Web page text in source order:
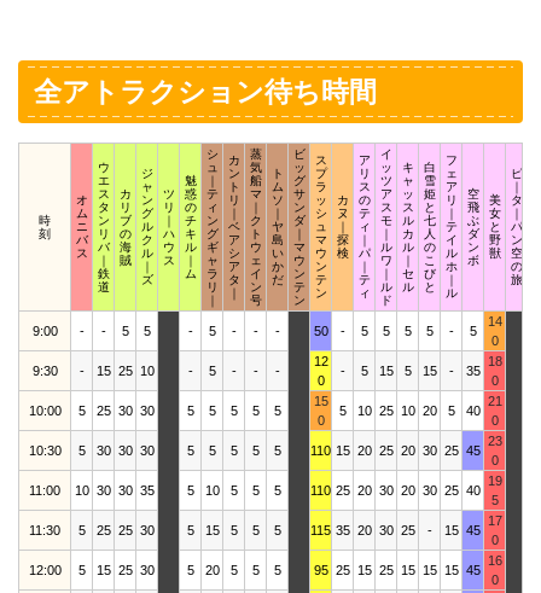
全アトラクション待ち時間
時
刻
オ
ム
ニ
バ
ス
ウ
エ
ス
タ
ン
リ
バ
｜
鉄
道
カ
リ
ブ
の
海
賊
ジ
ャ
ン
グ
ル
ク
ル
｜
ズ
ツ
リ
｜
ハ
ウ
ス
魅
惑
の
チ
キ
ル
｜
ム
シ
ュ
｜
テ
ィ
ン
グ
ギ
ャ
ラ
リ
｜
カ
ン
ト
リ
｜
ベ
ア
シ
ア
タ
｜
蒸
気
船
マ
｜
ク
ト
ウ
ェ
イ
ン
号
ト
ム
ソ
｜
ヤ
島
い
か
だ
ビ
ッ
グ
サ
ン
ダ
｜
マ
ウ
ン
テ
ン
ス
プ
ラ
ッ
シ
ュ
マ
ウ
ン
テ
ン
カ
ヌ
｜
探
検
ア
リ
ス
の
テ
ィ
｜
パ
｜
テ
ィ
イ
ッ
ツ
ア
ス
モ
｜
ル
ワ
｜
ル
ド
キ
ャ
ッ
ス
ル
カ
ル
｜
セ
ル
白
雪
姫
と
七
人
の
こ
び
と
フ
ェ
ア
リ
｜
テ
イ
ル
ホ
｜
ル
空
飛
ぶ
ダ
ン
ボ
美
女
と
野
獣
ピ
｜
タ
｜
パ
ン
空
の
旅
9:00 - - 5 5 - 5 - - - 50 - 5 5 5 5 - 5
14
0
9:30 - 15 25 10 - 5 - - -
12
0
- 5 15 5 15 - 35
18
0
10:00 5 25 30 30 5 5 5 5 5
15
0
5 10 25 10 20 5 40
21
0
10:30 5 30 30 30 5 5 5 5 5 110 15 20 25 20 30 25 45
23
0
11:00 10 30 30 35 5 10 5 5 5 110 25 20 30 20 30 25 40
19
5
11:30 5 25 25 30 5 15 5 5 5 115 35 20 30 25 - 15 45
17
0
12:00 5 15 25 30 5 20 5 5 5 95 25 15 25 15 15 15 45
16
0